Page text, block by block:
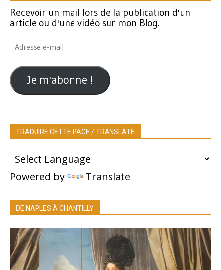
Recevoir un mail lors de la publication d'un
article ou d'une vidéo sur mon Blog.
Adresse
e-
mail
Je m'abonne !
TRADUIRE CETTE PAGE / TRANSLATE
Powered by Translate
DE NAPLES À CHANTILLY